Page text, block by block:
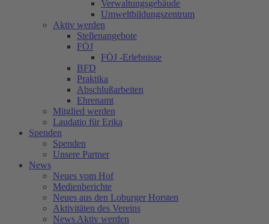
Verwaltungsgebäude
Umweltbildungszentrum
Aktiv werden
Stellenangebote
FÖJ
FÖJ -Erlebnisse
BFD
Praktika
Abschlußarbeiten
Ehrenamt
Mitglied werden
Laudatio für Erika
Spenden
Spenden
Unsere Partner
News
Neues vom Hof
Medienberichte
Neues aus den Loburger Horsten
Aktivitäten des Vereins
News Aktiv werden